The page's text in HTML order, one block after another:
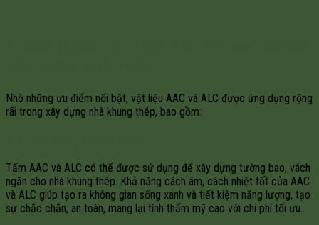
Nhờ những ưu điểm nổi bật, vật liệu AAC và ALC được ứng dụng rộng
rãi trong xây dựng nhà khung thép, bao gồm:
Tấm AAC và ALC có thể được sử dụng để xây dựng tường bao, vách
ngăn cho nhà khung thép. Khả năng cách âm, cách nhiệt tốt của AAC
và ALC giúp tạo ra không gian sống xanh và tiết kiệm năng lượng, tạo
sự chắc chắn, an toàn, mang lại tính thẩm mỹ cao với chi phí tối ưu..